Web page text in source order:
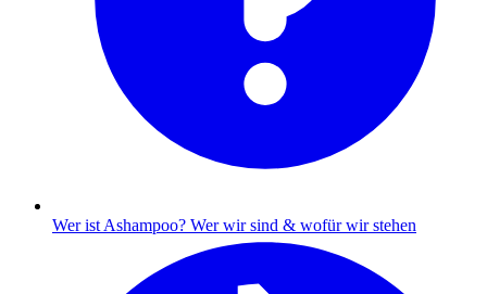
Wer ist Ashampoo? Wer wir sind & wofür wir stehen